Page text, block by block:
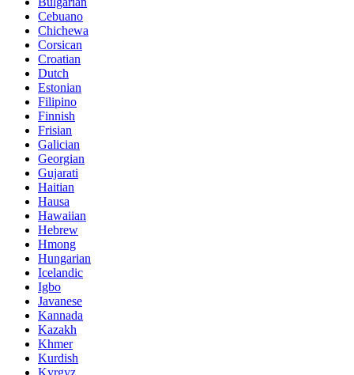
Cebuano
Chichewa
Corsican
Croatian
Dutch
Estonian
Filipino
Finnish
Frisian
Galician
Georgian
Gujarati
Haitian
Hausa
Hawaiian
Hebrew
Hmong
Hungarian
Icelandic
Igbo
Javanese
Kannada
Kazakh
Khmer
Kurdish